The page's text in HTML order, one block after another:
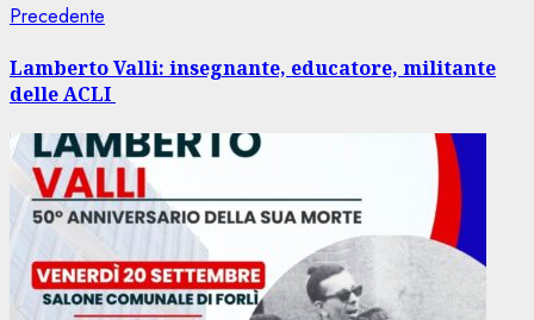
Navigazione
articolo
Precedente
Lamberto Valli: insegnante, educatore, militante
delle ACLI